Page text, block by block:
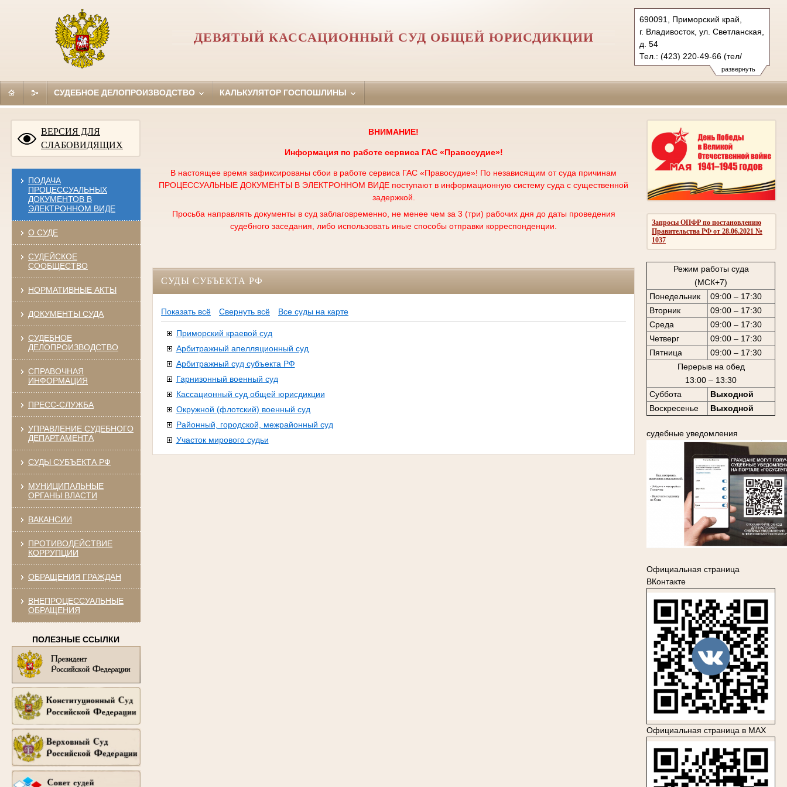
развернуть
690091, Приморский край,
г. Владивосток, ул. Светланская,
д. 54
Тел.: (423) 220-49-66 (тел/
факс), 220-50-98 (уг.)
220-50-85 (гр/а)
ДЕВЯТЫЙ КАССАЦИОННЫЙ СУД ОБЩЕЙ ЮРИСДИКЦИИ
СУДЕБНОЕ ДЕЛОПРОИЗВОДСТВО КАЛЬКУЛЯТОР ГОСПОШЛИНЫ
ВЕРСИЯ ДЛЯ
СЛАБОВИДЯЩИХ
ПОДАЧА
ПРОЦЕССУАЛЬНЫХ
ДОКУМЕНТОВ В
ЭЛЕКТРОННОМ ВИДЕ
О СУДЕ
СУДЕЙСКОЕ
СООБЩЕСТВО
НОРМАТИВНЫЕ АКТЫ
ДОКУМЕНТЫ СУДА
СУДЕБНОЕ
ДЕЛОПРОИЗВОДСТВО
СПРАВОЧНАЯ
ИНФОРМАЦИЯ
ПРЕСС-СЛУЖБА
УПРАВЛЕНИЕ СУДЕБНОГО
ДЕПАРТАМЕНТА
СУДЫ СУБЪЕКТА РФ
МУНИЦИПАЛЬНЫЕ
ОРГАНЫ ВЛАСТИ
ВАКАНСИИ
ПРОТИВОДЕЙСТВИЕ
КОРРУПЦИИ
ОБРАЩЕНИЯ ГРАЖДАН
ВНЕПРОЦЕССУАЛЬНЫЕ
ОБРАЩЕНИЯ
ПОЛЕЗНЫЕ ССЫЛКИ
Запросы ОПФР по постановлению
Правительства РФ от 28.06.2021 №
1037
Режим работы суда
(МСК+7)
Понедельник
09:00 – 17:30
Вторник
09:00 – 17:30
Среда
09:00 – 17:30
Четверг
09:00 – 17:30
Пятница
09:00 – 17:30
Перерыв на обед
13:00 – 13:30
Суббота
Выходной
Воскресенье
Выходной
судебные уведомления
Официальная страница
ВКонтакте
Официальная страница в MAX
ВНИМАНИЕ!
Информация по работе сервиса ГАС «Правосудие»!
В настоящее время зафиксированы сбои в работе сервиса ГАС «Правосудие»! По независящим от суда причинам
ПРОЦЕССУАЛЬНЫЕ ДОКУМЕНТЫ В ЭЛЕКТРОННОМ ВИДЕ поступают в информационную систему суда с существенной
задержкой.
Просьба направлять документы в суд заблаговременно, не менее чем за 3 (три) рабочих дня до даты проведения
судебного заседания, либо использовать иные способы отправки корреспонденции.
СУДЫ СУБЪЕКТА РФ
Показать всё Свернуть всё Все суды на карте
Приморский краевой суд
Арбитражный апелляционный суд
Арбитражный суд субъекта РФ
Гарнизонный военный суд
Кассационный суд общей юрисдикции
Окружной (флотский) военный суд
Районный, городской, межрайонный суд
Участок мирового судьи